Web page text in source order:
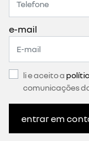
e-mail
li e aceito a
comunicações
entrar em